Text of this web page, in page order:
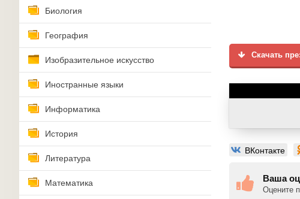
Биология
География
Изобразительное искусство
Иностранные языки
Информатика
История
Литература
Математика
Скачать
ВКонтакте
Ваша
Оцените